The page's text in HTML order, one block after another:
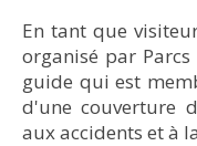
d’électricité et
cuisine et un
pour se
En tant que
organisé par
guide qui est
d'une couverture
aux accidents et à